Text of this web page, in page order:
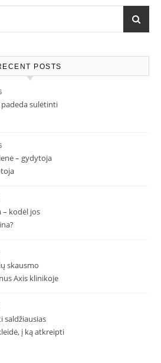
POSTS
sulėtinti
– gydytoja
– kodėl jos
skausmo
Axis klinikoje
saldžiausias
į ką atkreipti